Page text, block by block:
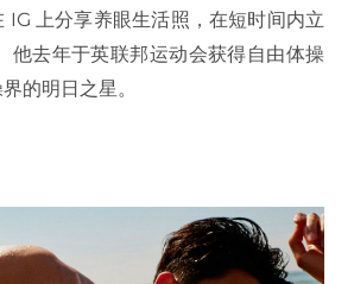
IG 上分享养眼生活照，在短时间内立
他去年于英联邦运动会获得自由体操
的明日之星。